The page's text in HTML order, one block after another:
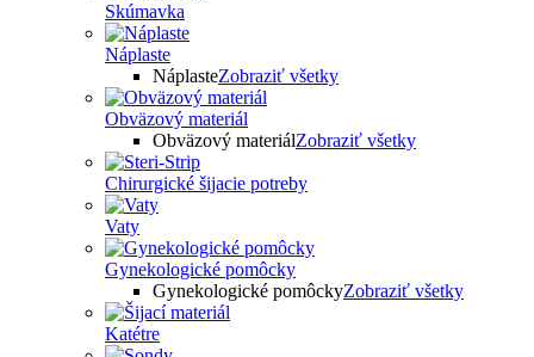
Skúmavka
Náplaste
NáplasteZobraziť všetky
Obväzový materiál
Obväzový materiálZobraziť všetky
Chirurgické šijacie potreby
Vaty
Gynekologické pomôcky
Gynekologické pomôckyZobraziť všetky
Katétre